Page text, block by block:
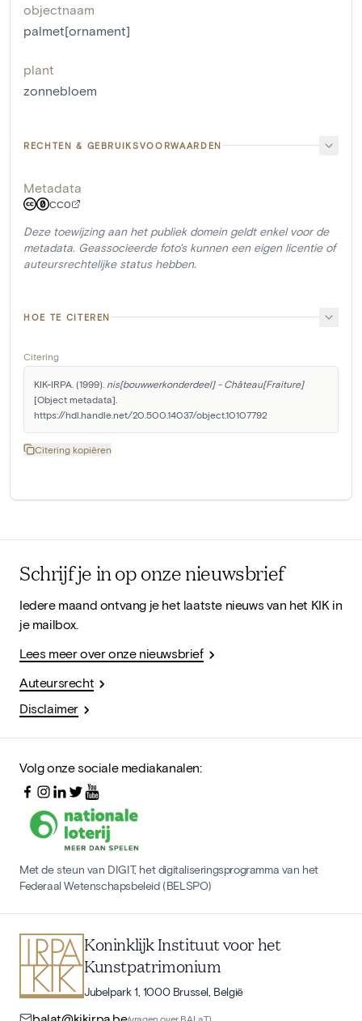
objectnaam
palmet[ornament]
plant
zonnebloem
RECHTEN & GEBRUIKSVOORWAARDEN
Metadata
CC0
Deze toewijzing aan het publiek domein geldt enkel voor de
metadata. Geassocieerde foto's kunnen een eigen licentie of
auteursrechtelijke status hebben.
HOE TE CITEREN
Citering
KIK-IRPA. (1999). nis[bouwwerkonderdeel] - Château[Fraiture]
[Object metadata].
https://hdl.handle.net/20.500.14037/object.10107792
Citering kopiëren
Schrijf je in op onze nieuwsbrief
Iedere maand ontvang je het laatste nieuws van het KIK in
je mailbox.
Lees meer over onze nieuwsbrief
Auteursrecht
Disclaimer
Volg onze sociale mediakanalen:
Met de steun van DIGIT, het digitaliseringsprogramma van het
Federaal Wetenschapsbeleid (BELSPO)
Koninklijk Instituut voor het
Kunstpatrimonium
Jubelpark 1, 1000 Brussel, België
(vragen over BALaT)